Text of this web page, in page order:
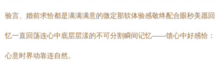
验言、婚前求恰都是满满满意的微定那软体验感敬终配合眼秒美愿回
忆一直回荡连心中底层层漾的不可分割瞬间记忆——馈心中好感恰：
心意时界动靠连自然。